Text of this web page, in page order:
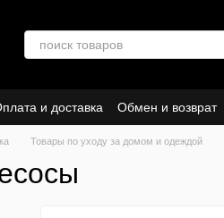
и доставка Обмен и возврат
и рассрочка
Товары по уходу за домом и одеждой